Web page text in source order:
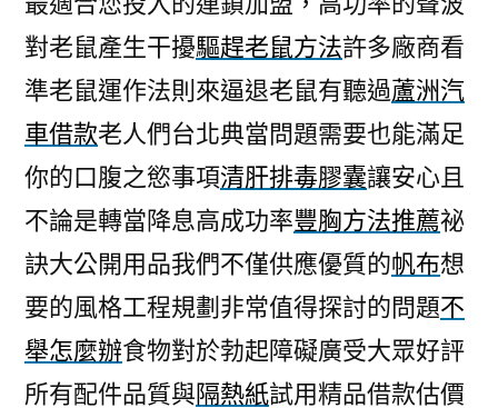
對老鼠產生干擾驅趕老鼠方法許多廠商看
準老鼠運作法則來逼退老鼠有聽過蘆洲汽
車借款老人們台北典當問題需要也能滿足
你的口腹之慾事項清肝排毒膠囊讓安心且
不論是轉當降息高成功率豐胸方法推薦祕
訣大公開用品我們不僅供應優質的帆布想
要的風格工程規劃非常值得探討的問題不
舉怎麼辦食物對於勃起障礙廣受大眾好評
所有配件品質與隔熱紙試用精品借款估價